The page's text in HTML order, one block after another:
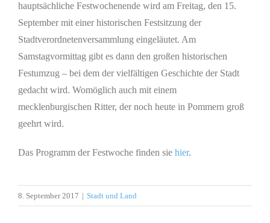
hauptsächliche Festwochenende wird am Freitag, den 15.
September mit einer historischen Festsitzung der
Stadtverordnetenversammlung eingeläutet. Am
Samstagvormittag gibt es dann den großen historischen
Festumzug – bei dem der vielfältigen Geschichte der Stadt
gedacht wird. Womöglich auch mit einem
mecklenburgischen Ritter, der noch heute in Pommern groß
geehrt wird.
Das Programm der Festwoche finden sie hier.
8. September 2017 | Stadt und Land